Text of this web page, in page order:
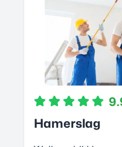
Hamerslag